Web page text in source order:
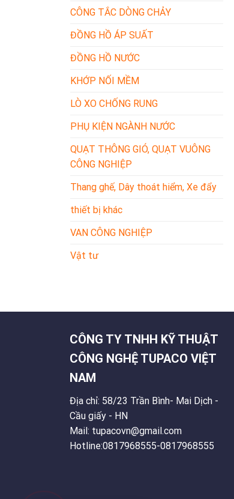
CÔNG TẮC DÒNG CHẢY
ĐỒNG HỒ ÁP SUẤT
ĐỒNG HỒ NƯỚC
KHỚP NỐI MỀM
LÒ XO CHỐNG RUNG
PHỤ KIỆN NGÀNH NƯỚC
QUẠT THÔNG GIÓ, QUẠT VUÔNG
CÔNG NGHIỆP
Thang ghế, Dây thoát hiểm, Xe đẩy
thiết bị khác
VAN CÔNG NGHIỆP
Vật tư
CÔNG TY TNHH KỸ THUẬT
CÔNG NGHỆ TUPACO VIỆT
NAM
Địa chỉ: 58/23 Trần Bình- Mai Dịch -
Cầu giấy - HN
Mail: tupacovn@gmail.com
Hotline:0817968555-0817968555